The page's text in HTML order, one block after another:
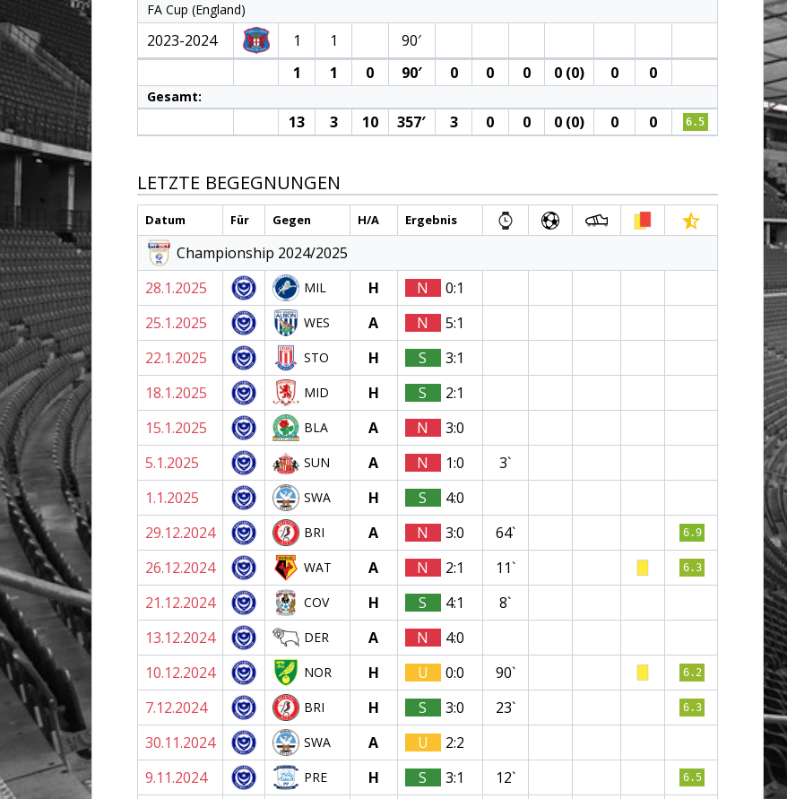
FA Cup (England)
2023-2024 1 1
90′
1
1 0 90′ 0 0 0 0 (0) 0 0
Gesamt:
13 3 10 357′ 3 0 0 0 (0) 0 0 6.5
LETZTE BEGEGNUNGEN
Datum Für Gegen H/A Ergebnis
Championship 2024/2025
28.1.2025
MIL H N
0:1
25.1.2025
WES A N
5:1
22.1.2025
STO H S
3:1
18.1.2025
MID H S
2:1
15.1.2025
BLA A N
3:0
5.1.2025
SUN A N 1:0
3`
1.1.2025
SWA H S
4:0
29.12.2024
BRI A N 3:0 64` 6.9
26.12.2024 WAT A N 2:1 11` 6.3
21.12.2024 COV H S 4:1
8`
13.12.2024
DER A N
4:0
10.12.2024
NOR H U 0:0 90` 6.2
7.12.2024 BRI H S 3:0 23` 6.3
30.11.2024 SWA A U
2:2
9.11.2024
PRE H S 3:1 12` 6.5